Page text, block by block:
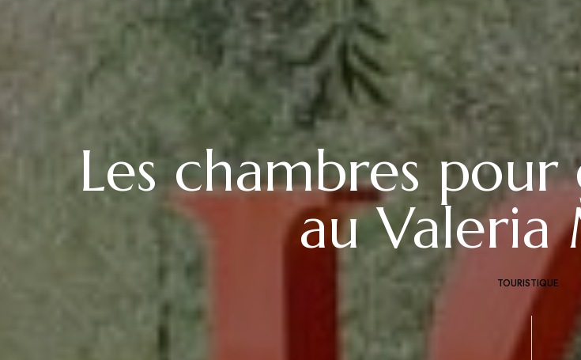
Les chambres
au Valeria
TOURISTIQUE